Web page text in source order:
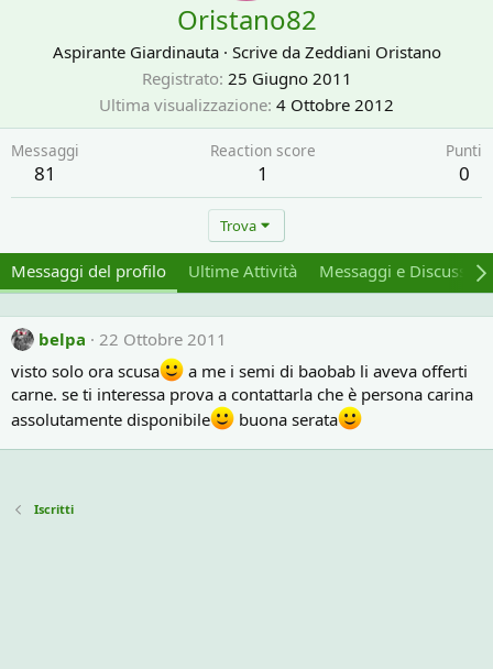
Oristano82
Aspirante Giardinauta · Scrive da Zeddiani Oristano
Registrato 25 Giugno 2011
Ultima visualizzazione 4 Ottobre 2012
Messaggi
81
Reaction score
1
Punti
0
Trova
Messaggi del profilo Ultime Attività Messaggi e
belpa
22 Ottobre 2011
visto solo ora scusa
a me i semi di baobab li aveva offerti
carne. se ti interessa prova a contattarla che è persona carina
assolutamente disponibile
buona serata
Iscritti